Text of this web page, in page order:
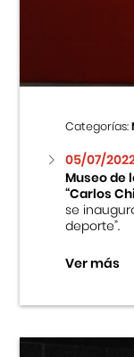
Cursos
Museo de
Fondo
Teatro
Categorías:
05/07/
Museo de
“Carlos
se
deporte”.
Ver más